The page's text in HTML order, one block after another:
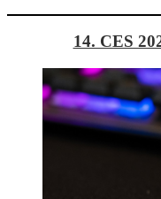
14. CES